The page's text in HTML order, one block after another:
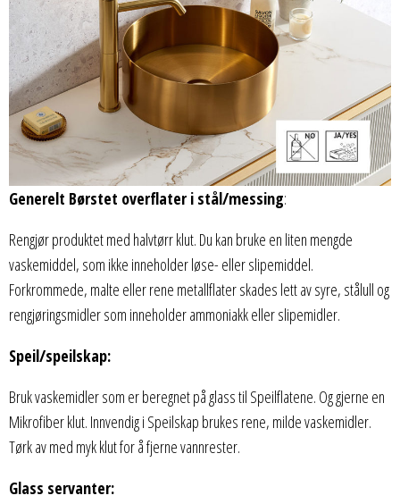
Generelt Børstet overflater i stål/messing:
Rengjør produktet med halvtørr klut. Du kan bruke en liten mengde
vaskemiddel, som ikke inneholder løse- eller slipemiddel.
Forkrommede, malte eller rene metallflater skades lett av syre, stålull og
rengjøringsmidler som inneholder ammoniakk eller slipemidler.
Speil/speilskap:
Bruk vaskemidler som er beregnet på glass til Speilflatene. Og gjerne en
Mikrofiber klut. Innvendig i Speilskap brukes rene, milde vaskemidler.
Tørk av med myk klut for å fjerne vannrester.
Glass servanter: